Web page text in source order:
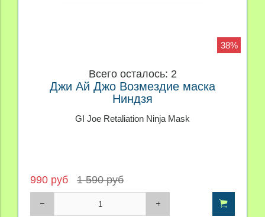
38%
Всего осталось: 2
Джи Ай Джо Возмездие маска
Ниндзя
GI Joe Retaliation Ninja Mask
990 руб 1 590 руб